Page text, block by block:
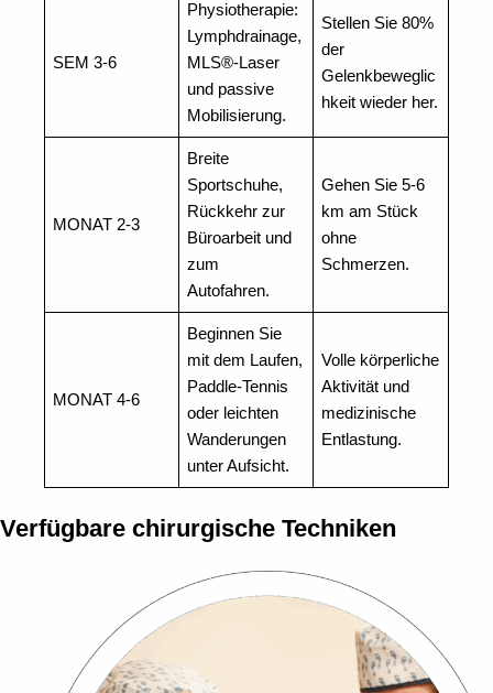
SEM 3-6
Physiotherapie:
Lymphdrainage,
MLS®-Laser
und passive
Mobilisierung.
Stellen Sie 80%
der
Gelenkbeweglic
hkeit wieder her.
MONAT 2-3
Breite
Sportschuhe,
Rückkehr zur
Büroarbeit und
zum
Autofahren.
Gehen Sie 5-6
km am Stück
ohne
Schmerzen.
MONAT 4-6
Beginnen Sie
mit dem Laufen,
Paddle-Tennis
oder leichten
Wanderungen
unter Aufsicht.
Volle körperliche
Aktivität und
medizinische
Entlastung.
Verfügbare chirurgische Techniken